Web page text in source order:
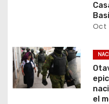
Oct
el